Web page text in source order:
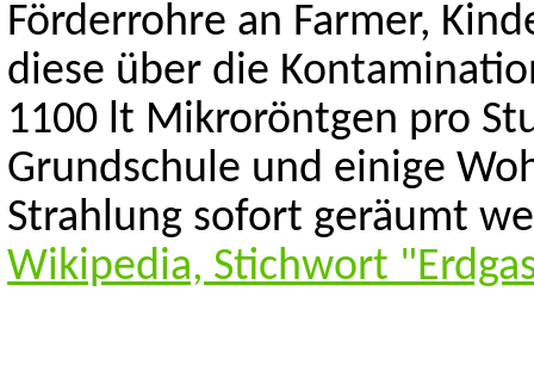
Förderrohre an Farmer,
diese über die
1100 lt Mikroröntgen pro
Grundschule und einige
Strahlung sofort geräumt
Wikipedia, Stichwort